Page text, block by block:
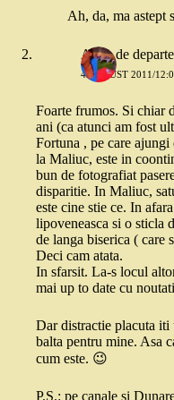
Ah, da, ma astept
Alina de departe
4 AUGUST 2011/
Foarte frumos. Si chiar
ani (ca atunci am fost
Fortuna , pe care
la Maliuc, este in
bun de fotografiat
disparitie. In Maliuc,
este cine stie ce. In
lipoveneasca si o sticla
de langa biserica ( care
Deci cam atata.
In sfarsit. La-s locul
mai up to date cu
Dar distractie placuta
balta pentru mine. Asa
cum este. 😉
P.S.: pe canale si